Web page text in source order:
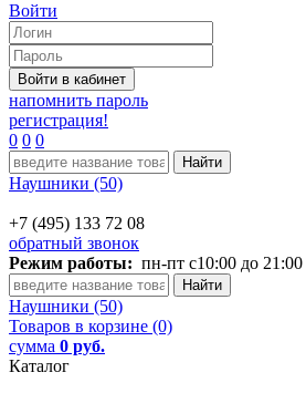
Войти
напомнить пароль
регистрация!
0 0 0
Наушники (50)
+7 (495) 133 72 08
обратный звонок
Режим работы: пн-пт с10:00 до 21:00
Наушники (50)
Товаров в корзине (0)
сумма 0 руб.
Каталог